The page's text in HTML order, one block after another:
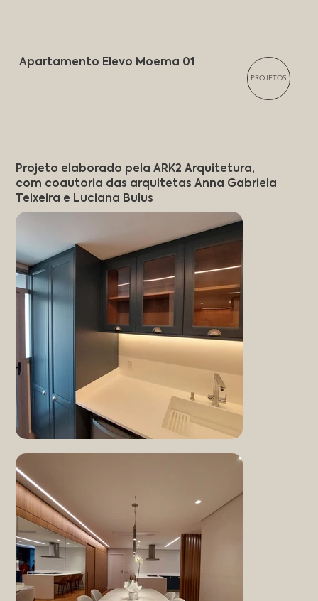
Apartamento Elevo Moema 01
PROJETOS
Projeto elaborado pela ARK2 Arquitetura,
com coautoria das arquitetas Anna Gabriela
Teixeira e Luciana Bulus